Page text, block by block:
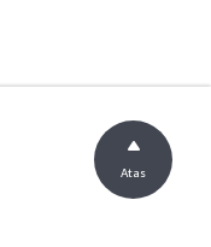
Atas